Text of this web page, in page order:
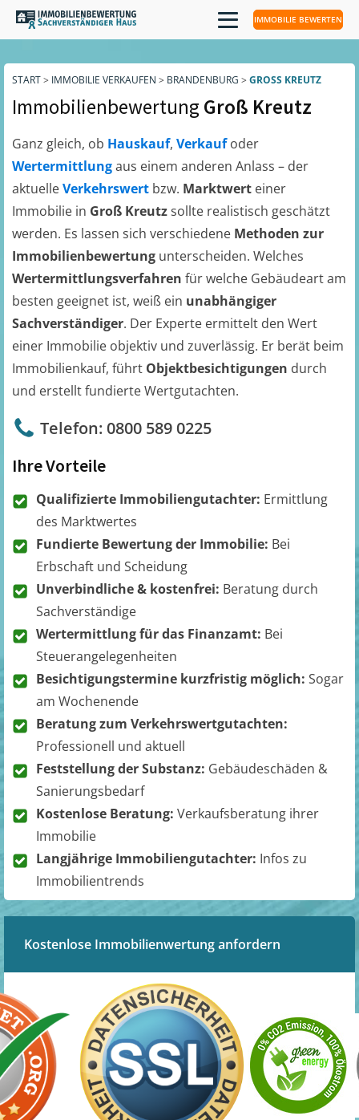
IMMOBILIE BEWERTEN
START> IMMOBILIE VERKAUFEN > BRANDENBURG > GROSS KREUTZ
ImmobilienbewertungGroß Kreutz
Ganz gleich, ob Hauskauf, Verkaufoder
Wertermittlungaus einem anderen Anlass – der
aktuelleVerkehrswert bzw. Marktwert einer
Immobilie in Groß Kreutzsollte realistisch geschätzt
werden. Es lassen sich verschiedene Methoden zur
Immobilienbewertung unterscheiden. Welches
Wertermittlungsverfahren für welche Gebäudeart am
besten geeignet ist, weiß ein unabhängiger
Sachverständiger. Der Experte ermittelt den Wert
einer Immobilie objektiv und zuverlässig. Er berät beim
Immobilienkauf, führt Objektbesichtigungen durch
und erstellt fundierte Wertgutachten.
Telefon: 0800 589 0225
Ihre Vorteile
Qualifizierte Immobiliengutachter: Ermittlung
des Marktwertes
Fundierte Bewertung der Immobilie: Bei
Erbschaft und Scheidung
Unverbindliche & kostenfrei: Beratung durch
Sachverständige
Wertermittlung für das Finanzamt: Bei
Steuerangelegenheiten
Besichtigungstermine kurzfristig möglich: Sogar
am Wochenende
Beratung zum Verkehrswertgutachten:
Professionell und aktuell
Feststellung der Substanz: Gebäudeschäden &
Sanierungsbedarf
Kostenlose Beratung: Verkaufsberatung ihrer
Immobilie
Langjährige Immobiliengutachter: Infos zu
Immobilientrends
Kostenlose Immobilienwertung anfordern